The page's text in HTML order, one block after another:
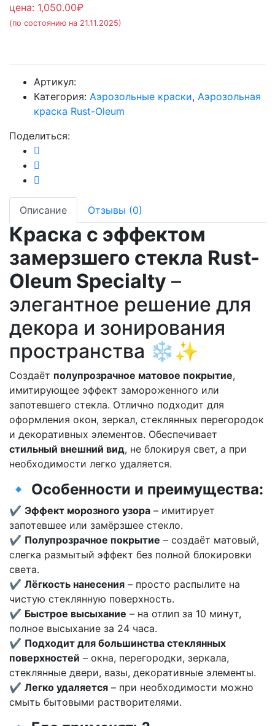
цена: 1,050.00₽
(по состоянию на 21.11.2025)
Артикул:
Категория: Аэрозольные краски, Аэрозольная
краска Rust-Oleum
Поделиться:
Описание Отзывы (0)
Краска с эффектом
замерзшего стекла Rust-
Oleum Specialty –
элегантное решение для
декора и зонирования
пространства ❄✨
Создаёт полупрозрачное матовое покрытие,
имитирующее эффект замороженного или
запотевшего стекла. Отлично подходит для
оформления окон, зеркал, стеклянных перегородок
и декоративных элементов. Обеспечивает
стильный внешний вид, не блокируя свет, а при
необходимости легко удаляется.
🔹 Особенности и преимущества:
✔ Эффект морозного узора – имитирует
запотевшее или замёрзшее стекло.
✔ Полупрозрачное покрытие – создаёт матовый,
слегка размытый эффект без полной блокировки
света.
✔ Лёгкость нанесения – просто распылите на
чистую стеклянную поверхность.
✔ Быстрое высыхание – на отлип за 10 минут,
полное высыхание за 24 часа.
✔ Подходит для большинства стеклянных
поверхностей – окна, перегородки, зеркала,
стеклянные двери, вазы, декоративные элементы.
✔ Легко удаляется – при необходимости можно
смыть бытовыми растворителями.